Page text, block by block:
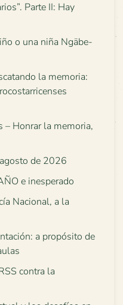
Parte II: Hay
o una niña Ngäbe-
la memoria:
– Honrar la memoria,
de 2026
e inesperado
Nacional, a la
a propósito de
contra la